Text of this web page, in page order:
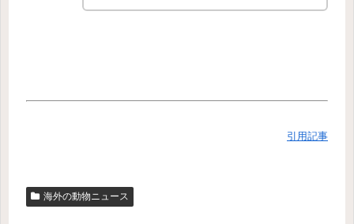
引用記事
海外の動物ニュース